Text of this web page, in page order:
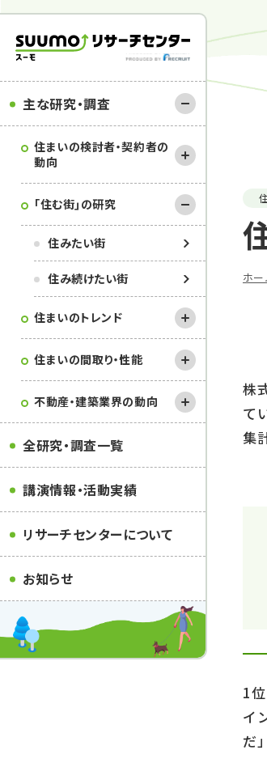
主な研究・調査
住まいの検討者・契約者の
動向
｢住む街｣の研究
住みたい街
住み続けたい街
住まいのトレンド
住まいの間取り・性能
不動産・建築業界の動向
全研究・調査一覧
講演情報・活動実績
リサーチセンターについて
お知らせ
ホー
株
て
集
1
イ
だ